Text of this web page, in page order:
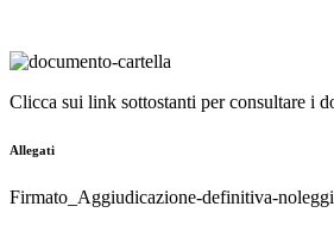
Clicca sui link sottostanti per consultare i
Allegati
Firmato_Aggiudicazione-definitiva-